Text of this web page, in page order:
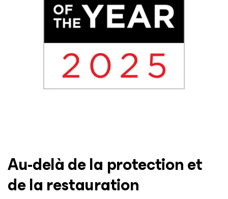
Au-delà de la protection et
de la restauration